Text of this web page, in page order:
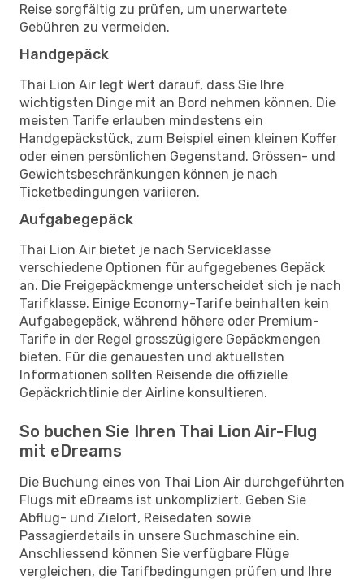
Reise sorgfältig zu prüfen, um unerwartete
Gebühren zu vermeiden.
Handgepäck
Thai Lion Air legt Wert darauf, dass Sie Ihre
wichtigsten Dinge mit an Bord nehmen können. Die
meisten Tarife erlauben mindestens ein
Handgepäckstück, zum Beispiel einen kleinen Koffer
oder einen persönlichen Gegenstand. Grössen- und
Gewichtsbeschränkungen können je nach
Ticketbedingungen variieren.
Aufgabegepäck
Thai Lion Air bietet je nach Serviceklasse
verschiedene Optionen für aufgegebenes Gepäck
an. Die Freigepäckmenge unterscheidet sich je nach
Tarifklasse. Einige Economy-Tarife beinhalten kein
Aufgabegepäck, während höhere oder Premium-
Tarife in der Regel grosszügigere Gepäckmengen
bieten. Für die genauesten und aktuellsten
Informationen sollten Reisende die offizielle
Gepäckrichtlinie der Airline konsultieren.
So buchen Sie Ihren Thai Lion Air-Flug
mit eDreams
Die Buchung eines von Thai Lion Air durchgeführten
Flugs mit eDreams ist unkompliziert. Geben Sie
Abflug- und Zielort, Reisedaten sowie
Passagierdetails in unsere Suchmaschine ein.
Anschliessend können Sie verfügbare Flüge
vergleichen, die Tarifbedingungen prüfen und Ihre